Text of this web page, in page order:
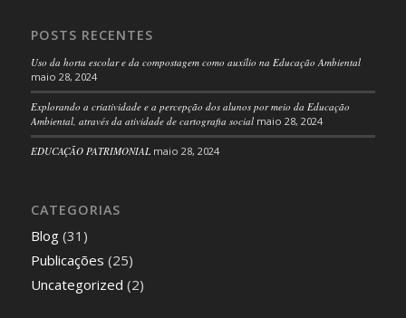
POSTS RECENTES
Uso da horta escolar e da compostagem como auxílio na Educação Ambiental
maio 28, 2024
Explorando a criatividade e a percepção dos alunos por meio da Educação
Ambiental, através da atividade de cartografia social maio 28, 2024
EDUCAÇÃO PATRIMONIAL maio 28, 2024
CATEGORIAS
Blog(31)
Publicações (25)
Uncategorized (2)